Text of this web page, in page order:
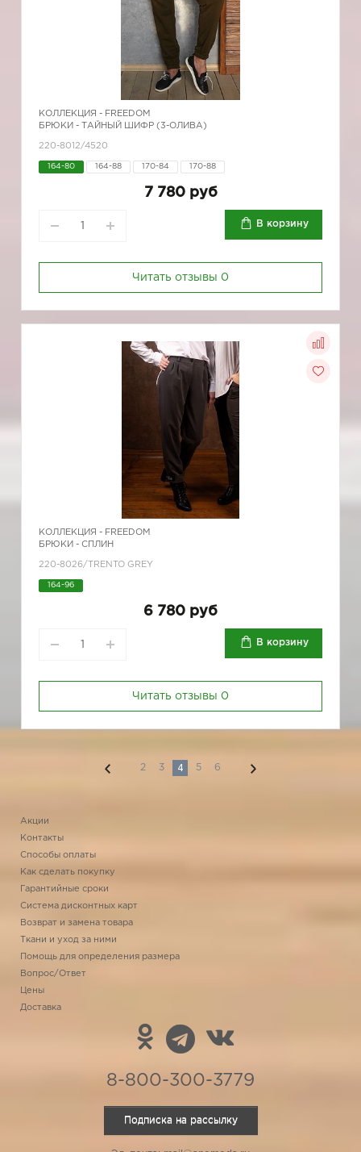
КОЛЛЕКЦИЯ - FREEDOM
БРЮКИ - ТАЙНЫЙ ШИФР (3-ОЛИВА)
220-8012/4520
164-80 164-88 170-84 170-88
7 780 руб
В корзину
Читать отзывы 0
КОЛЛЕКЦИЯ - FREEDOM
БРЮКИ - СПЛИН
220-8026/TRENTO GREY
164-96
6 780 руб
В корзину
Читать отзывы 0
2 3 4 5 6
Акции
Контакты
Способы оплаты
Как сделать покупку
Гарантийные сроки
Система дисконтных карт
Возврат и замена товара
Ткани и уход за ними
Помощь для определения размера
Вопрос/Ответ
Цены
Доставка
8-800-300-3779
Подписка на рассылку